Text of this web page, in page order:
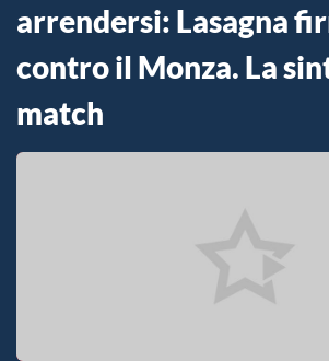
arrendersi: Lasagna
contro il Monza. La
match